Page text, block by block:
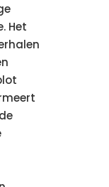
Het